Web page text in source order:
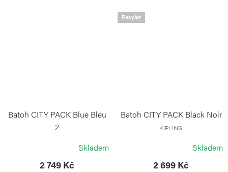
Batoh CITY PACK Blue Bleu
2
Skladem
2 749 Kč
EasyJet
Batoh CITY PACK Black Noir
KIPLING
Skladem
2 699 Kč